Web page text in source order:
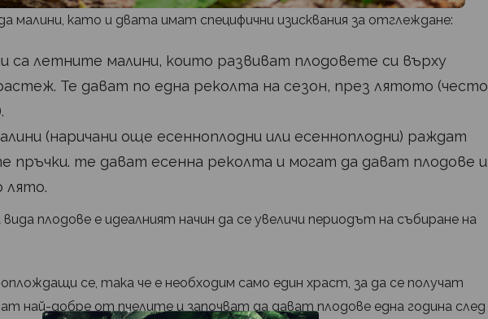
малини, като и двата имат специфични изисквания за отглеждане:
са летните малини, които развиват плодовете си върху
Те дават по една реколта на сезон, през лятото (често
(наричани още есенноплодни или есенноплодни) раждат
пръчки. те дават есенна реколта и могат да дават плодове и
лято.
плодове е идеалният начин да се увеличи периодът на събиране на
се, така че е необходим само един храст, за да се получат
най-добре от пчелите и започват да дават плодове една година след